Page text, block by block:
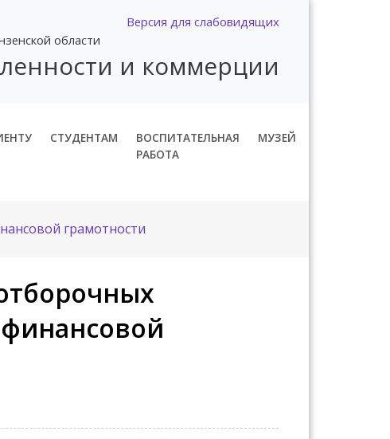
Версия для слабовидящих
области
и коммерции
СТУДЕНТАМ
ВОСПИТАТЕЛЬНАЯ
РАБОТА
МУЗЕЙ
грамотности